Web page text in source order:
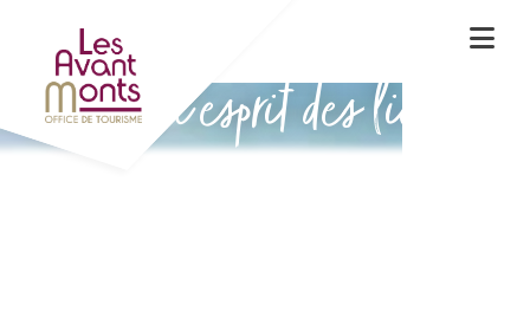
Vivez l'esprit des lieux